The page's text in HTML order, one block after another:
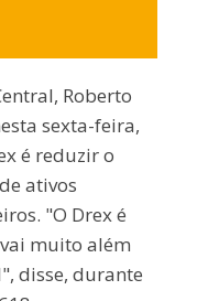
Roberto
sexta-feira,
é reduzir o
ativos
"O Drex é
muito além
disse, durante